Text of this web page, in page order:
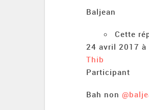
Baljean
Cette
24 avril 2017 à
Thib
Participant
Bah non